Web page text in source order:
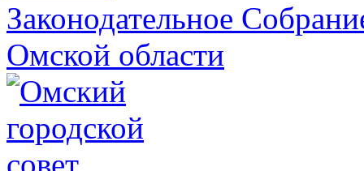
Законодательное
Омской области